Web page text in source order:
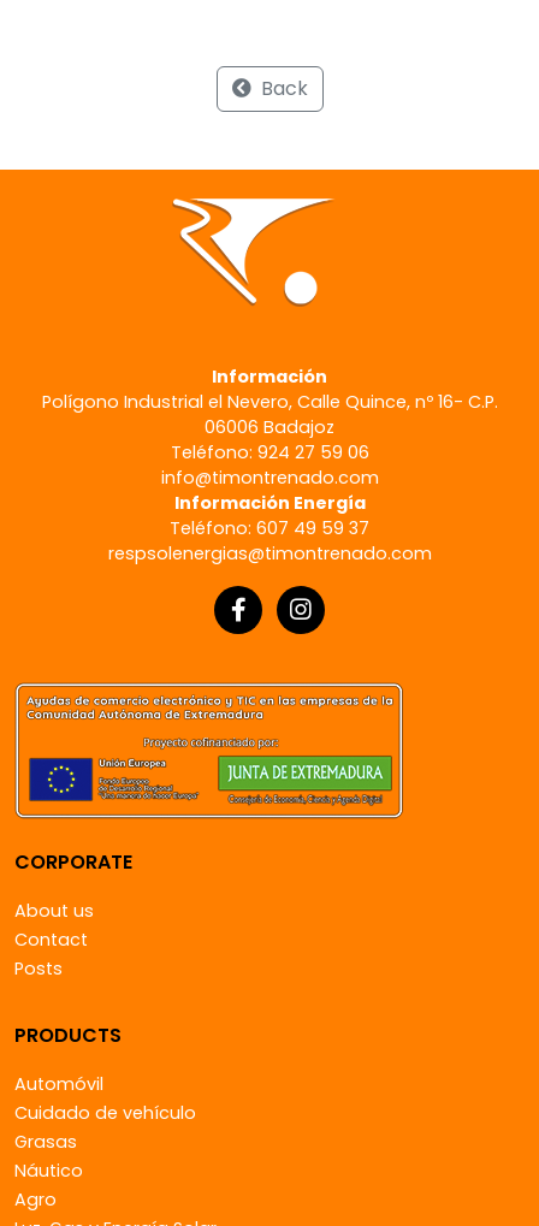
Back
Información
Polígono Industrial el Nevero, Calle Quince, nº 16- C.P.
06006 Badajoz
Teléfono: 924 27 59 06
info@timontrenado.com
Información Energía
Teléfono: 607 49 59 37
respsolenergias@timontrenado.com
CORPORATE
About us
Contact
Posts
PRODUCTS
Automóvil
Cuidado de vehículo
Grasas
Náutico
Agro